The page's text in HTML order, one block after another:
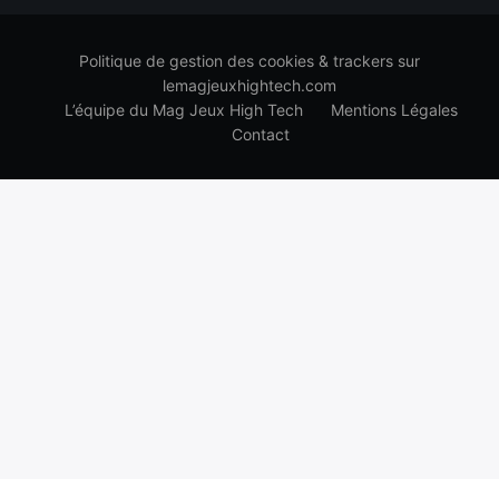
Politique de gestion des cookies & trackers sur
lemagjeuxhightech.com
L’équipe du Mag Jeux High Tech
Mentions Légales
Contact